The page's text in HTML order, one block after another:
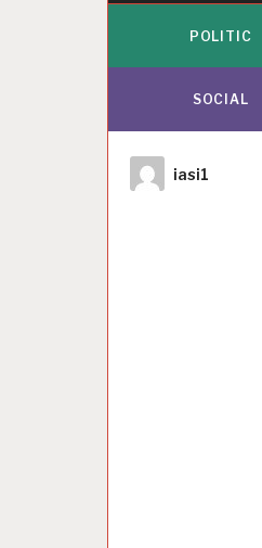
POLITIC
SOCIAL
Autor
iasi1